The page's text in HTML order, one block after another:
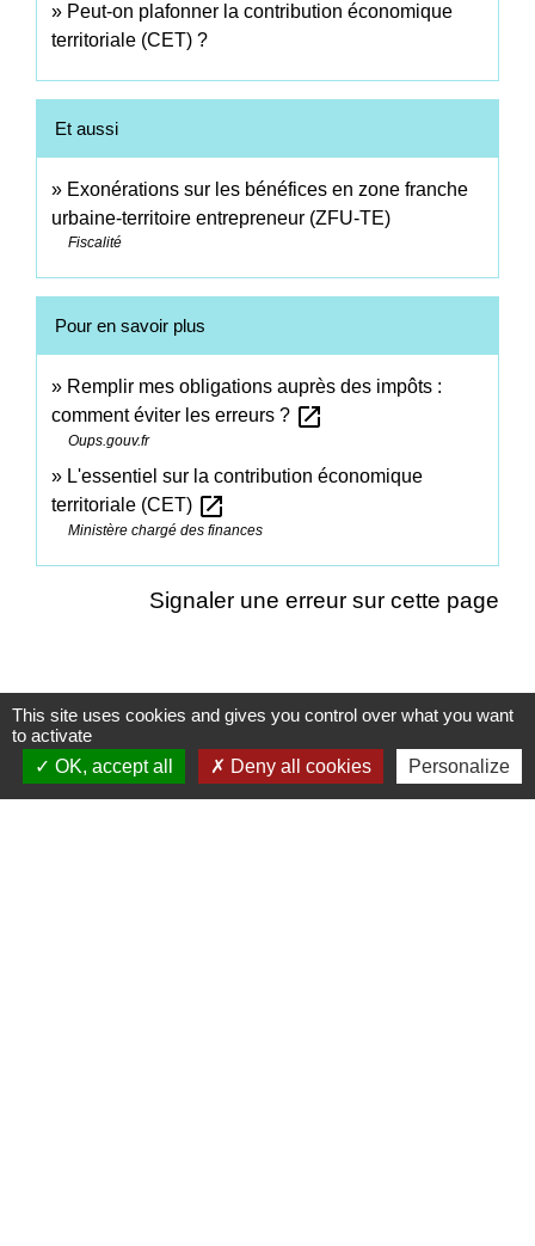
Peut-on plafonner la contribution économique
territoriale (CET) ?
Et aussi
Exonérations sur les bénéfices en zone franche
urbaine-territoire entrepreneur (ZFU-TE)
Fiscalité
Pour en savoir plus
Remplir mes obligations auprès des impôts :
comment éviter les erreurs ? open_in_new
Oups.gouv.fr
L'essentiel sur la contribution économique
territoriale (CET) open_in_new
Ministère chargé des finances
Signaler une erreur sur cette page
Contacts
Commune d'Ervauville
This site uses cookies and gives you control over what you want
to activate
OK, accept all
Deny all cookies Personalize